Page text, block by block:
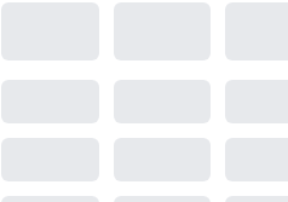
kapalıdır
kapalıdır
10:00